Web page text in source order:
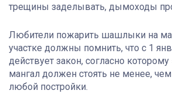
трещины заделывать, дымоходы
Любители пожарить шашлыки на
участке должны помнить, что с 1
действует закон, согласно
мангал должен стоять не менее,
любой постройки.